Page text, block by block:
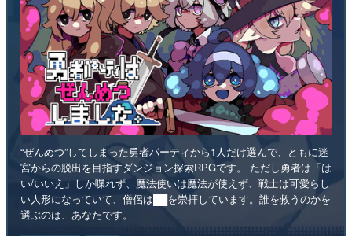
“ぜんめつ”してしまった勇者パーティから1人だけ選んで、ともに迷
宮からの脱出を目指すダンジョン探索RPGです。 ただし勇者は「は
い/いいえ」しか喋れず、魔法使いは魔法が使えず、戦士は可愛らし
い人形になっていて、僧侶は██を崇拝しています。誰を救うのかを
選ぶのは、あなたです。